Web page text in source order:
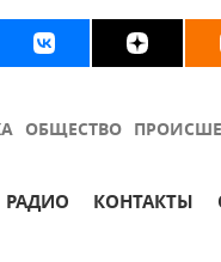
ОБЩЕСТВО
РАДИО КОНТАКТЫ